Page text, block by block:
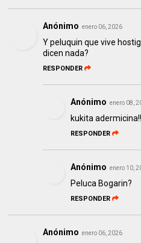
Anónimo enero 06, 2026
Y peluquin que vive
dicen nada?
RESPONDER
Anónimo enero 08,
kukita
RESPONDER
Anónimo enero 10,
Peluca Bogarin?
RESPONDER
Anónimo enero 06, 2026